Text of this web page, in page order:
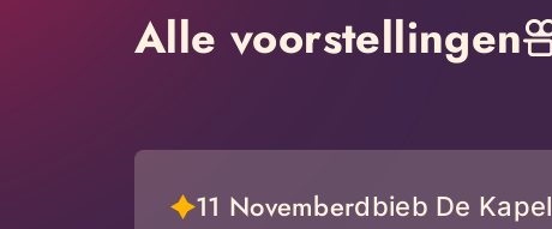
Alle voorstellingen
11 Novemberdbieb De Kapel